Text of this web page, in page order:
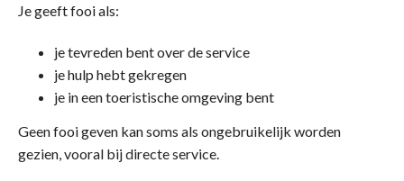
Je geeft fooi als:
je tevreden bent over de service
je hulp hebt gekregen
je in een toeristische omgeving bent
Geen fooi geven kan soms als ongebruikelijk worden
gezien, vooral bij directe service.